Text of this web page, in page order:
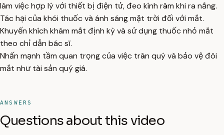
làm việc hợp lý với thiết bị điện tử, đeo kính râm khi ra nắng.
Tác hại của khói thuốc và ánh sáng mặt trời đối với mắt.
Khuyến khích khám mắt định kỳ và sử dụng thuốc nhỏ mắt
theo chỉ dẫn bác sĩ.
Nhấn mạnh tầm quan trọng của việc trân quý và bảo vệ đôi
mắt như tài sản quý giá.
ANSWERS
Questions about this video